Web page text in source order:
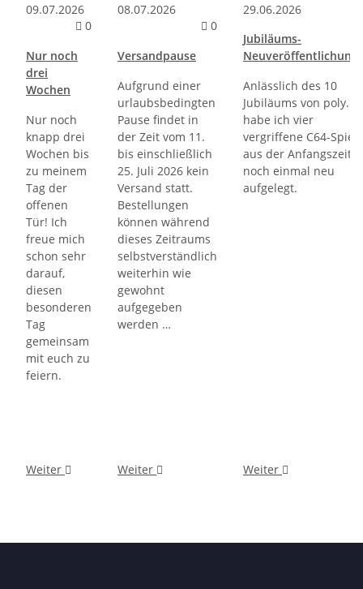
09.07.2026
0Kommentare zum Artikel Nur noch drei Wochen
Nur noch
drei
Wochen
Nur noch
knapp drei
Wochen bis
zu meinem
Tag der
offenen
Tür! Ich
freue mich
schon sehr
darauf,
diesen
besonderen
Tag
gemeinsam
mit euch zu
feiern.
Weiter
08.07.2026
0Kommentare zum Artikel
Versandpause
Aufgrund einer
urlaubsbedingten
Pause findet in
der Zeit vom 11.
bis einschließlich
25. Juli 2026 kein
Versand statt.
Bestellungen
können während
dieses Zeitraums
selbstverständlich
weiterhin wie
gewohnt
aufgegeben
werden …
Weiter
29.06.2026
Jubiläums-
Anlässlich des 10
Jubiläums von
habe ich vier
vergriffene C64-Spiele
aus der Anfangszeit
noch einmal neu
aufgelegt.
Weiter